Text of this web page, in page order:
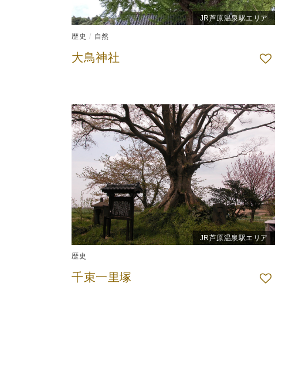
JR芦原温泉駅エリア
歴史 自然
大鳥神社
JR芦原温泉駅エリア
歴史
千束一里塚